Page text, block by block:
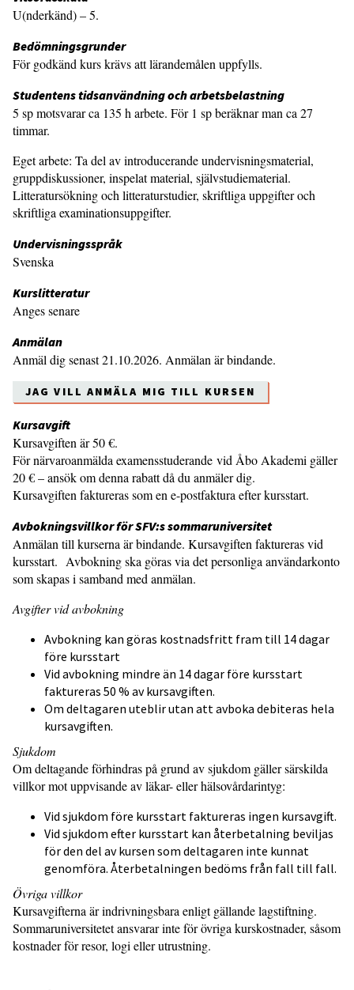
U(nderkänd) – 5.
Bedömningsgrunder
För godkänd kurs krävs att lärandemålen uppfylls.
Studentens tidsanvändning och arbetsbelastning
5 sp motsvarar ca 135 h arbete. För 1 sp beräknar man ca 27
timmar.
Eget arbete: Ta del av introducerande undervisningsmaterial,
gruppdiskussioner, inspelat material, självstudiematerial.
Litteratursökning och litteraturstudier, skriftliga uppgifter och
skriftliga examinationsuppgifter.
Undervisningsspråk
Svenska
Kurslitteratur
Anges senare
Anmälan
Anmäl dig senast 21.10.2026. Anmälan är bindande.
JAG VILL ANMÄLA MIG TILL KURSEN
Kursavgift
Kursavgiften är 50 €.
För närvaroanmälda examensstuderande vid Åbo Akademi gäller
20 € – ansök om denna rabatt då du anmäler dig.
Kursavgiften faktureras som en e-postfaktura efter kursstart.
Avbokningsvillkor för SFV:s sommaruniversitet
Anmälan till kurserna är bindande. Kursavgiften faktureras vid
kursstart. Avbokning ska göras via det personliga användarkonto
som skapas i samband med anmälan.
Avgifter vid avbokning
Avbokning kan göras kostnadsfritt fram till 14 dagar
före kursstart
Vid avbokning mindre än 14 dagar före kursstart
faktureras 50 % av kursavgiften.
Om deltagaren uteblir utan att avboka debiteras hela
kursavgiften.
Sjukdom
Om deltagande förhindras på grund av sjukdom gäller särskilda
villkor mot uppvisande av läkar- eller hälsovårdarintyg:
Vid sjukdom före kursstart faktureras ingen kursavgift.
Vid sjukdom efter kursstart kan återbetalning beviljas
för den del av kursen som deltagaren inte kunnat
genomföra. Återbetalningen bedöms från fall till fall.
Övriga villkor
Kursavgifterna är indrivningsbara enligt gällande lagstiftning.
Sommaruniversitetet ansvarar inte för övriga kurskostnader, såsom
kostnader för resor, logi eller utrustning.